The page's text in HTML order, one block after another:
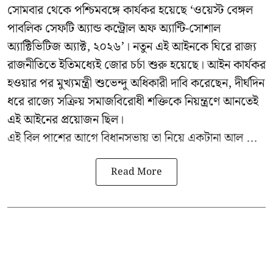
সোমবার থেকে পশ্চিমবঙ্গে কার্যকর হয়েছে ‘ওয়েস্ট বেঙ্গল
পাবলিক সেফটি অ্যান্ড কন্ট্রোল অফ অ্যান্টি-সোশাল
অ্যাক্টিভিটিজ অ্যাক্ট, ২০২৬’। নতুন এই আইনকে ঘিরে রাজ্য
রাজনীতিতে ইতিমধ্যেই জোর চর্চা শুরু হয়েছে। আইন কার্যকর
হওয়ার পর মুখ্যমন্ত্রী শুভেন্দু অধিকারী দাবি করেছেন, দীর্ঘদিন
ধরে রাজ্যে সক্রিয় সমাজবিরোধী শক্তিকে নিয়ন্ত্রণে আনতেই
এই আইনের প্রয়োজন ছিল।
এই বিল পাশের আগে বিধানসভায় তা নিয়ে একটানা আল ...
Read More